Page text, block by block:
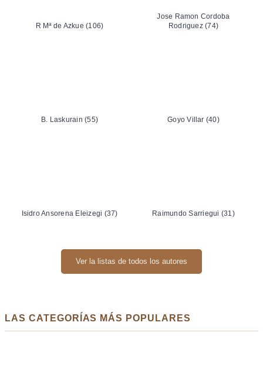
R Mª de Azkue (106)
Jose Ramon Cordoba
Rodriguez (74)
B. Laskurain (55) Goyo Villar (40)
Isidro Ansorena Eleizegi (37) Raimundo Sarriegui (31)
Ver la listas de todos los autores
LAS CATEGORÍAS MÁS POPULARES